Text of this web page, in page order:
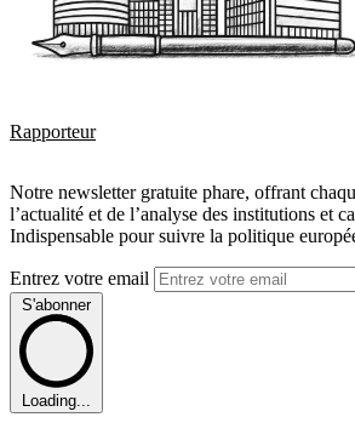
Rapporteur
Notre newsletter gratuite phare, offrant
l’actualité et de l’analyse des institutions et
Indispensable pour suivre la politique
Entrez votre email
S'abonner
Loading...